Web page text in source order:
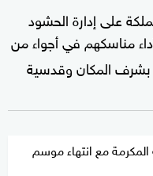
على إدارة الحشود
مناسكهم في أجواء من
بشرف المكان وقدسية
مع انتهاء موسم